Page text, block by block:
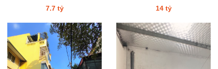
7.7 tỷ 14 tỷ